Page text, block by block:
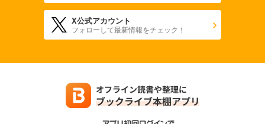
X公式アカウント
フォローして最新情報をチェック！